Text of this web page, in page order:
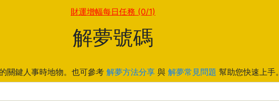
財運增幅每日任務 (0/1)
解夢號碼
關鍵人事時地物。也可參考 解夢方法分享 與 解夢常見問題 幫助您快速上手。